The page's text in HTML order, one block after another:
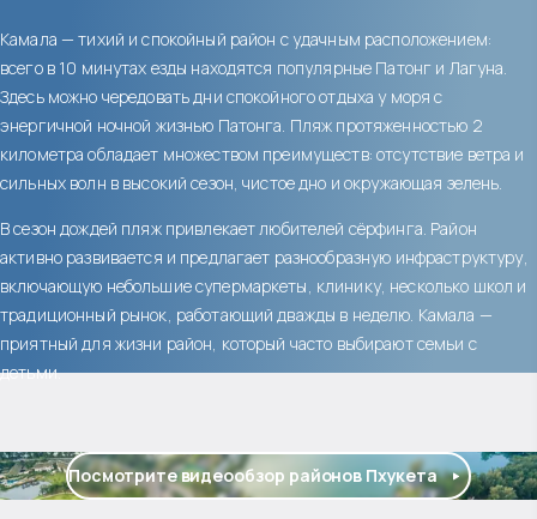
Камала — тихий и спокойный район с удачным расположением:
всего в 10 минутах езды находятся популярные Патонг и Лагуна.
Здесь можно чередовать дни спокойного отдыха у моря с
энергичной ночной жизнью Патонга. Пляж протяженностью 2
километра обладает множеством преимуществ: отсутствие ветра и
сильных волн в высокий сезон, чистое дно и окружающая зелень.
В сезон дождей пляж привлекает любителей сёрфинга. Район
активно развивается и предлагает разнообразную инфраструктуру,
включающую небольшие супермаркеты, клинику, несколько школ и
традиционный рынок, работающий дважды в неделю. Камала —
приятный для жизни район, который часто выбирают семьи с
детьми.
Посмотрите видеообзор районов Пхукета